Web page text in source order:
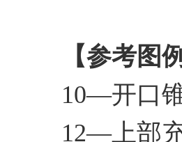
【参考图
10—开口
12—上部